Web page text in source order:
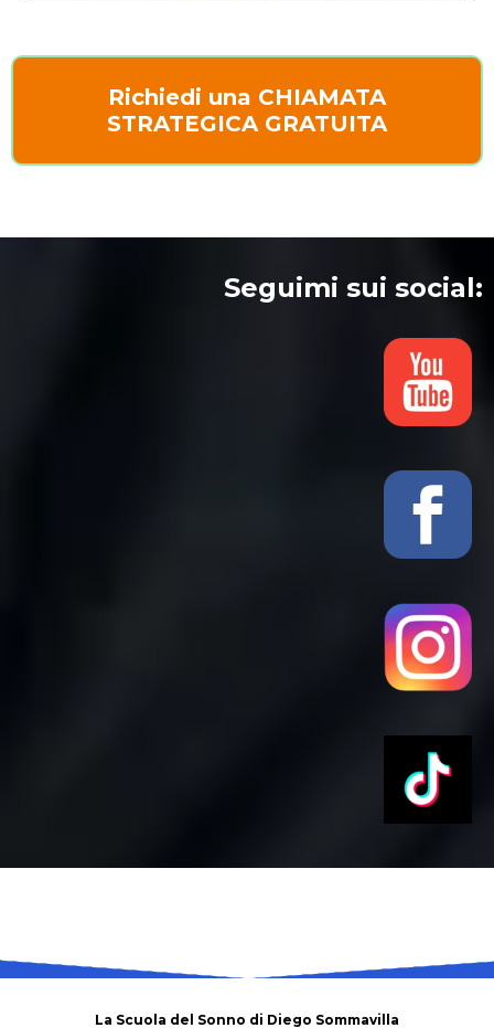
Richiedi una CHIAMATA
STRATEGICA GRATUITA
Seguimi sui social:
La Scuola del Sonno di Diego Sommavilla